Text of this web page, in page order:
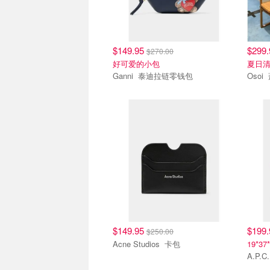
$149.95 $270.00
好可爱的小包
Ganni 泰迪拉链零钱包
夏日
$149.95 $250.00
Acne Studios 卡包